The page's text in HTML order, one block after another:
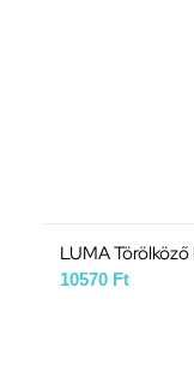
LUMA
10570 Ft